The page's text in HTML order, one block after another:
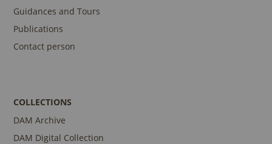
Guidances and Tours
Publications
Contact person
COLLECTIONS
DAM Archive
DAM Digital Collection